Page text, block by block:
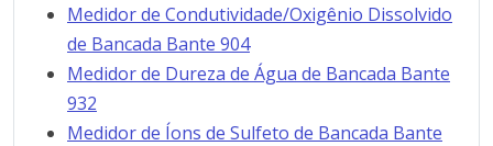
Medidor de Condutividade/Oxigênio Dissolvido
de Bancada Bante 904
Medidor de Dureza de Água de Bancada Bante
932
Medidor de Íons de Sulfeto de Bancada Bante